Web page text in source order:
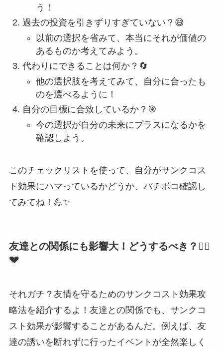
う！
過去の投資を引きずりすぎていない？😅
以前の選択を省みて、本当にそれが価値の
あるものか考えてみよう。
代わりにできることは何か？🔄
他の選択肢を考えてみて、自分に合ったも
のを選べるように！
自分の目標に合致しているか？🎯
今の選択が自分の未来にプラスになるかを
確認しよう。
このチェックリストを使って、自分がサンクコス
ト効果にハマっているかどうか、バチボコ確認し
てみてね！💪✨
友達との関係にも影響大！どうするべき？👯‍♀️
💔
それガチ？友情を守るためのサンクコスト効果攻
略法を紹介するよ！友達との関係でも、サンクコ
スト効果が影響することがあるんだ。例えば、友
達の誘いを断れずに行ったイベントが全然楽しく